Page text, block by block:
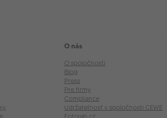
O nás
O spoločnosti
Blog
Press
Pre firmy
Compliance
Udržateľnosť v spoločnosti CEWE
Fotolab.cz